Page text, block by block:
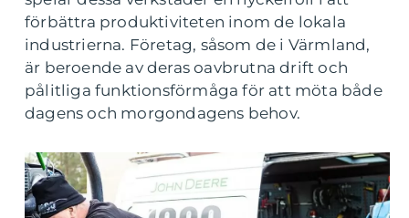
förbättra produktiviteten inom de lokala
industrierna. Företag, såsom de i Värmland,
är beroende av deras oavbrutna drift och
pålitliga funktionsförmåga för att möta både
dagens och morgondagens behov.